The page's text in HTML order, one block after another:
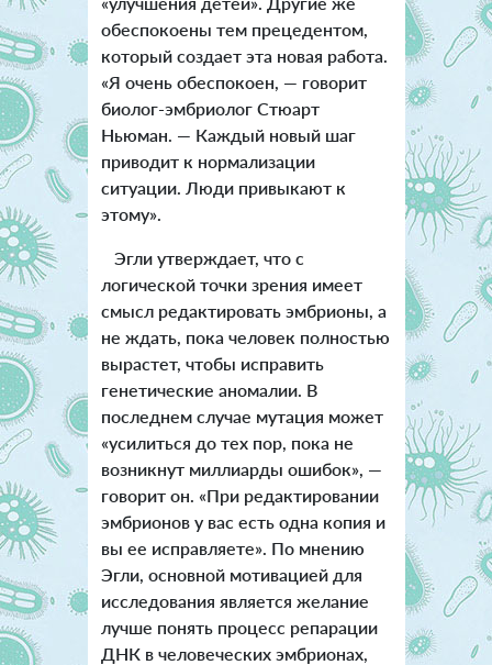
обеспокоены тем прецедентом,
который создает эта новая работа.
«Я очень обеспокоен, — говорит
биолог-эмбриолог Стюарт
Ньюман. — Каждый новый шаг
приводит к нормализации
ситуации. Люди привыкают к
этому».
Эгли утверждает, что с
логической точки зрения имеет
смысл редактировать эмбрионы, а
не ждать, пока человек полностью
вырастет, чтобы исправить
генетические аномалии. В
последнем случае мутация может
«усилиться до тех пор, пока не
возникнут миллиарды ошибок», —
говорит он. «При редактировании
эмбрионов у вас есть одна копия и
вы ее исправляете». По мнению
Эгли, основной мотивацией для
исследования является желание
лучше понять процесс репарации
ДНК в человеческих эмбрионах,